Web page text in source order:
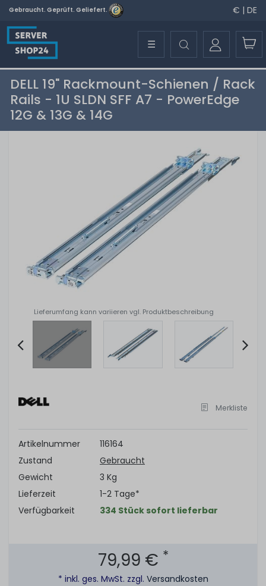
Gebraucht. Geprüft. Geliefert. € | DE
☰
DELL 19" Rackmount-Schienen / Rack
Rails - 1U SLDN SFF A7 - PowerEdge
12G & 13G & 14G
Lieferumfang kann variieren vgl. Produktbeschreibung
of
Merkliste
Artikelnummer
116164
Zustand
Gebraucht
Gewicht
3 Kg
Lieferzeit
1-2 Tage*
Verfügbarkeit
334 Stück sofort lieferbar
79,99 € *
* inkl. ges. MwSt. zzgl. Versandkosten